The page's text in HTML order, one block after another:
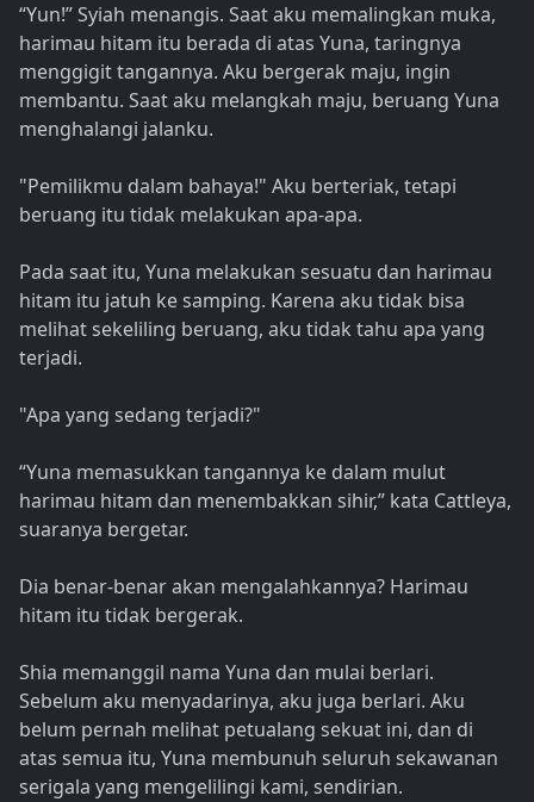
“Yun!” Syiah menangis. Saat aku memalingkan muka,
harimau hitam itu berada di atas Yuna, taringnya
menggigit tangannya. Aku bergerak maju, ingin
membantu. Saat aku melangkah maju, beruang Yuna
menghalangi jalanku.
"Pemilikmu dalam bahaya!" Aku berteriak, tetapi
beruang itu tidak melakukan apa-apa.
Pada saat itu, Yuna melakukan sesuatu dan harimau
hitam itu jatuh ke samping. Karena aku tidak bisa
melihat sekeliling beruang, aku tidak tahu apa yang
terjadi.
"Apa yang sedang terjadi?"
“Yuna memasukkan tangannya ke dalam mulut
harimau hitam dan menembakkan sihir,” kata Cattleya,
suaranya bergetar.
Dia benar-benar akan mengalahkannya? Harimau
hitam itu tidak bergerak.
Shia memanggil nama Yuna dan mulai berlari.
Sebelum aku menyadarinya, aku juga berlari. Aku
belum pernah melihat petualang sekuat ini, dan di
atas semua itu, Yuna membunuh seluruh sekawanan
serigala yang mengelilingi kami, sendirian.